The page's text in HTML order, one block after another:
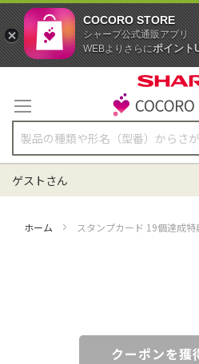
テ
ン
ツ
に
キ
ゲストさん
ホーム スタンプカード 19個達成
クーポンを獲
COCORO STORE
シャープ公式通販アプリ
WEBよりさらにポイント